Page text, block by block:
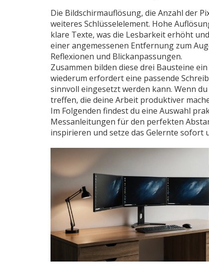
Die Bildschirmauflösung, die Anzahl der
weiteres Schlüsselelement. Hohe
klare Texte, was die Lesbarkeit erhöht
einer angemessenen Entfernung zum
Reflexionen und Blickanpassungen.
Zusammen bilden diese drei Bausteine
wiederum erfordert eine passende
sinnvoll eingesetzt werden kann. Wenn
treffen, die deine Arbeit produktiver
Im Folgenden findest du eine Auswahl
Messanleitungen für den perfekten
inspirieren und setze das Gelernte sofort